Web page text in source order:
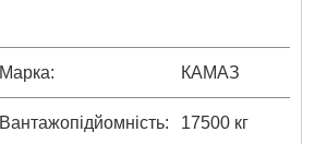
Марка КАМАЗ
Вантажопідйомність 17500 кг